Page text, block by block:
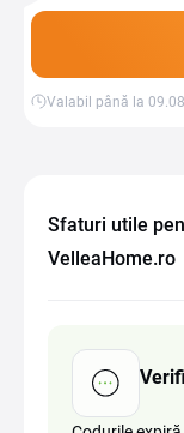
Valabil până la
Sfaturi utile
VelleaHome.ro